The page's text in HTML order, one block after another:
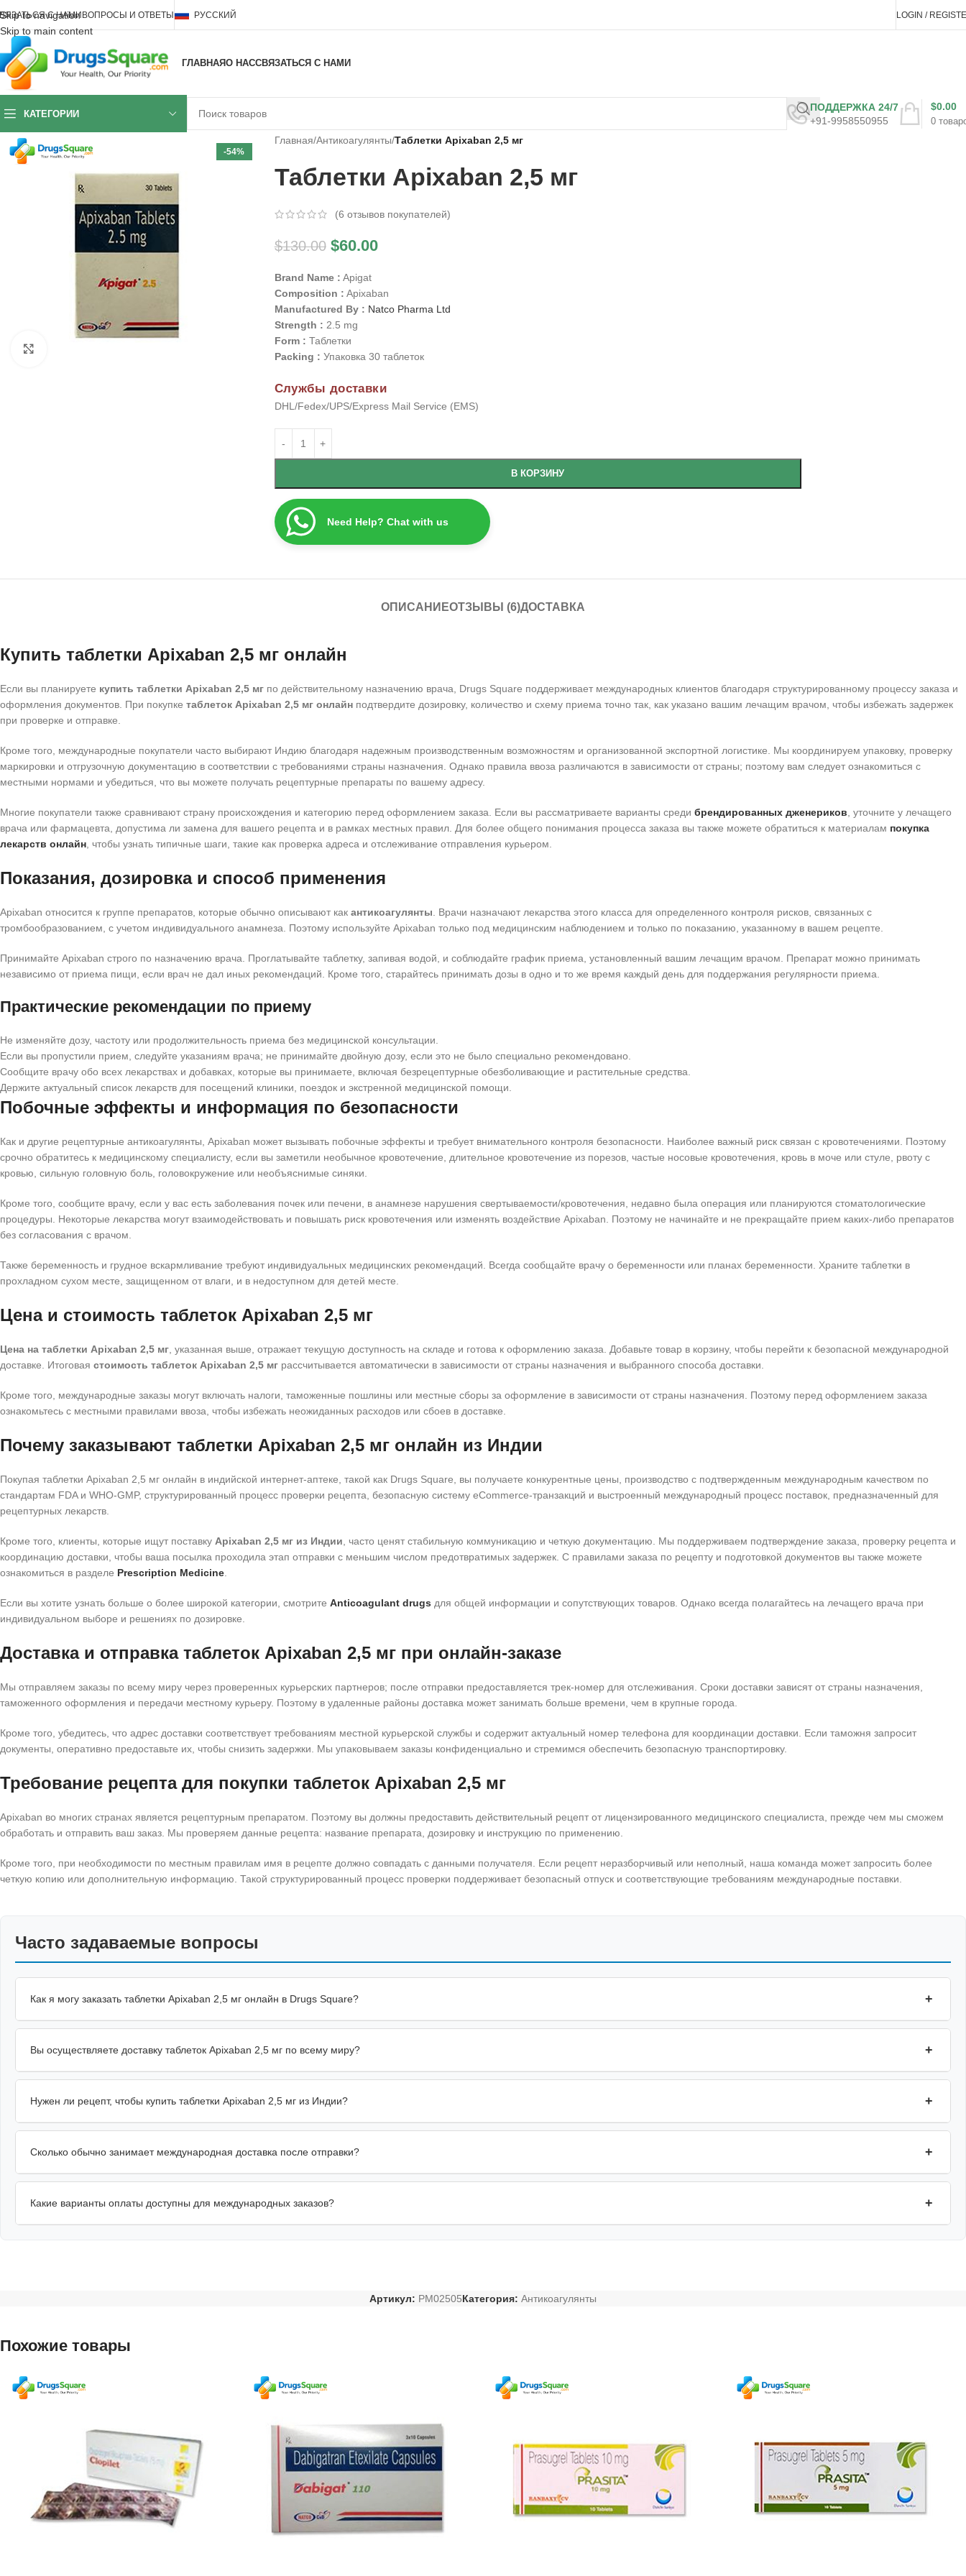
Skip to navigation
Skip to main content
С НАМИВОПРОСЫ И ОТВЕТЫ РУССКИЙ LOGIN /
ГЛАВНАЯО НАССВЯЗАТЬСЯ С НАМИ
КАТЕГОРИИ
ПОДДЕРЖКА 24/7
+91-9958550955
0
$0.00
-54%
Главная/Антикоагулянты/Таблетки Apixaban 2,5 мг
Таблетки Apixaban 2,5 мг
(6 отзывов покупателей)
$130.00 $60.00
Brand Name : Apigat
Composition : Apixaban
Manufactured By : Natco Pharma Ltd
Strength : 2.5 mg
Form : Таблетки
Packing : Упаковка 30 таблеток
Службы доставки
DHL/Fedex/UPS/Express Mail Service (EMS)
В КОРЗИНУ
Need Help? Chat with us
ОПИСАНИЕОТЗЫВЫ (6)ДОСТАВКА
Купить таблетки Apixaban 2,5 мг онлайн
Если вы планируете купить таблетки Apixaban 2,5 мг по действительному назначению врача, Drugs Square поддерживает международных клиентов благодаря структурированному процессу заказа и
оформления документов. При покупке таблеток Apixaban 2,5 мг онлайн подтвердите дозировку, количество и схему приема точно так, как указано вашим лечащим врачом, чтобы избежать задержек
при проверке и отправке.
Кроме того, международные покупатели часто выбирают Индию благодаря надежным производственным возможностям и организованной экспортной логистике. Мы координируем упаковку, проверку
маркировки и отгрузочную документацию в соответствии с требованиями страны назначения. Однако правила ввоза различаются в зависимости от страны; поэтому вам следует ознакомиться с
местными нормами и убедиться, что вы можете получать рецептурные препараты по вашему адресу.
Многие покупатели также сравнивают страну происхождения и категорию перед оформлением заказа. Если вы рассматриваете варианты среди брендированных дженериков, уточните у лечащего
врача или фармацевта, допустима ли замена для вашего рецепта и в рамках местных правил. Для более общего понимания процесса заказа вы также можете обратиться к материалам покупка
лекарств онлайн, чтобы узнать типичные шаги, такие как проверка адреса и отслеживание отправления курьером.
Показания, дозировка и способ применения
Apixaban относится к группе препаратов, которые обычно описывают как антикоагулянты. Врачи назначают лекарства этого класса для определенного контроля рисков, связанных с
тромбообразованием, с учетом индивидуального анамнеза. Поэтому используйте Apixaban только под медицинским наблюдением и только по показанию, указанному в вашем рецепте.
Принимайте Apixaban строго по назначению врача. Проглатывайте таблетку, запивая водой, и соблюдайте график приема, установленный вашим лечащим врачом. Препарат можно принимать
независимо от приема пищи, если врач не дал иных рекомендаций. Кроме того, старайтесь принимать дозы в одно и то же время каждый день для поддержания регулярности приема.
Практические рекомендации по приему
Не изменяйте дозу, частоту или продолжительность приема без медицинской консультации.
Если вы пропустили прием, следуйте указаниям врача; не принимайте двойную дозу, если это не было специально рекомендовано.
Сообщите врачу обо всех лекарствах и добавках, которые вы принимаете, включая безрецептурные обезболивающие и растительные средства.
Держите актуальный список лекарств для посещений клиники, поездок и экстренной медицинской помощи.
Побочные эффекты и информация по безопасности
Как и другие рецептурные антикоагулянты, Apixaban может вызывать побочные эффекты и требует внимательного контроля безопасности. Наиболее важный риск связан с кровотечениями. Поэтому
срочно обратитесь к медицинскому специалисту, если вы заметили необычное кровотечение, длительное кровотечение из порезов, частые носовые кровотечения, кровь в моче или стуле, рвоту с
кровью, сильную головную боль, головокружение или необъяснимые синяки.
Кроме того, сообщите врачу, если у вас есть заболевания почек или печени, в анамнезе нарушения свертываемости/кровотечения, недавно была операция или планируются стоматологические
процедуры. Некоторые лекарства могут взаимодействовать и повышать риск кровотечения или изменять воздействие Apixaban. Поэтому не начинайте и не прекращайте прием каких-либо препаратов
без согласования с врачом.
Также беременность и грудное вскармливание требуют индивидуальных медицинских рекомендаций. Всегда сообщайте врачу о беременности или планах беременности. Храните таблетки в
прохладном сухом месте, защищенном от влаги, и в недоступном для детей месте.
Цена и стоимость таблеток Apixaban 2,5 мг
Цена на таблетки Apixaban 2,5 мг, указанная выше, отражает текущую доступность на складе и готова к оформлению заказа. Добавьте товар в корзину, чтобы перейти к безопасной международной
доставке. Итоговая стоимость таблеток Apixaban 2,5 мг рассчитывается автоматически в зависимости от страны назначения и выбранного способа доставки.
Кроме того, международные заказы могут включать налоги, таможенные пошлины или местные сборы за оформление в зависимости от страны назначения. Поэтому перед оформлением заказа
ознакомьтесь с местными правилами ввоза, чтобы избежать неожиданных расходов или сбоев в доставке.
Почему заказывают таблетки Apixaban 2,5 мг онлайн из Индии
Покупая таблетки Apixaban 2,5 мг онлайн в индийской интернет-аптеке, такой как Drugs Square, вы получаете конкурентные цены, производство с подтвержденным международным качеством по
стандартам FDA и WHO-GMP, структурированный процесс проверки рецепта, безопасную систему eCommerce-транзакций и выстроенный международный процесс поставок, предназначенный для
рецептурных лекарств.
Кроме того, клиенты, которые ищут поставку Apixaban 2,5 мг из Индии, часто ценят стабильную коммуникацию и четкую документацию. Мы поддерживаем подтверждение заказа, проверку рецепта и
координацию доставки, чтобы ваша посылка проходила этап отправки с меньшим числом предотвратимых задержек. С правилами заказа по рецепту и подготовкой документов вы также можете
ознакомиться в разделе Prescription Medicine.
Если вы хотите узнать больше о более широкой категории, смотрите Anticoagulant drugs для общей информации и сопутствующих товаров. Однако всегда полагайтесь на лечащего врача при
индивидуальном выборе и решениях по дозировке.
Доставка и отправка таблеток Apixaban 2,5 мг при онлайн-заказе
Мы отправляем заказы по всему миру через проверенных курьерских партнеров; после отправки предоставляется трек-номер для отслеживания. Сроки доставки зависят от страны назначения,
таможенного оформления и передачи местному курьеру. Поэтому в удаленные районы доставка может занимать больше времени, чем в крупные города.
Кроме того, убедитесь, что адрес доставки соответствует требованиям местной курьерской службы и содержит актуальный номер телефона для координации доставки. Если таможня запросит
документы, оперативно предоставьте их, чтобы снизить задержки. Мы упаковываем заказы конфиденциально и стремимся обеспечить безопасную транспортировку.
Требование рецепта для покупки таблеток Apixaban 2,5 мг
Apixaban во многих странах является рецептурным препаратом. Поэтому вы должны предоставить действительный рецепт от лицензированного медицинского специалиста, прежде чем мы сможем
обработать и отправить ваш заказ. Мы проверяем данные рецепта: название препарата, дозировку и инструкцию по применению.
Кроме того, при необходимости по местным правилам имя в рецепте должно совпадать с данными получателя. Если рецепт неразборчивый или неполный, наша команда может запросить более
четкую копию или дополнительную информацию. Такой структурированный процесс проверки поддерживает безопасный отпуск и соответствующие требованиям международные поставки.
Часто задаваемые вопросы
Как я могу заказать таблетки Apixaban 2,5 мг онлайн в Drugs Square? +
Вы осуществляете доставку таблеток Apixaban 2,5 мг по всему миру? +
Нужен ли рецепт, чтобы купить таблетки Apixaban 2,5 мг из Индии? +
Сколько обычно занимает международная доставка после отправки? +
Какие варианты оплаты доступны для международных заказов? +
Артикул: PM02505Категория: Антикоагулянты
Похожие товары